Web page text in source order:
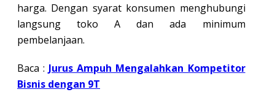
harga. Dengan syarat konsumen menghubungi
langsung toko A dan ada minimum
pembelanjaan.
Baca :Jurus Ampuh Mengalahkan Kompetitor
Bisnis dengan 9T